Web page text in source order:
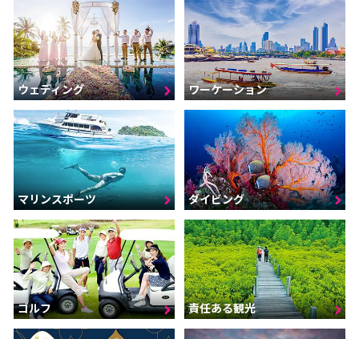
ウェディング ワーケーション
マリンスポーツ ダイビング
ゴルフ 責任ある観光